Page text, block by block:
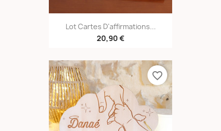
Lot Cartes D'affirmations...
20,90 €
favorite_border